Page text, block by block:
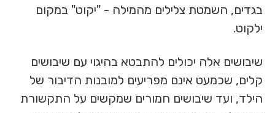
בגדים, השמטת צלילים מהמילה - "יקוט" במקום
ילקוט.
שיבושים אלה יכולים להתבטא בהיגוי עם שיבושים
קלים, שכמעט אינם מפריעים למובנות הדיבור של
הילד, ועד שיבושים חמורים שמקשים על התקשורת